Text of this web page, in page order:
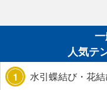
人気テ
1 水引蝶結び・花結